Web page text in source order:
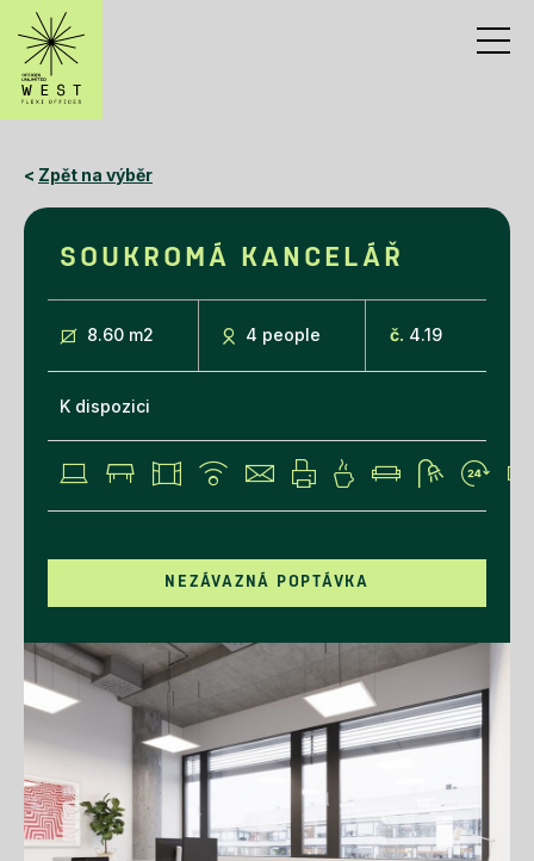
< Zpět na výběr
SOUKROMÁ KANCELÁŘ
8.60 m2 4 people č. 4.19
K dispozici
NEZÁVAZNÁ POPTÁVKA